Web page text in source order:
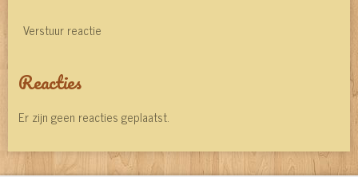
Verstuur reactie
Reacties
Er zijn geen reacties geplaatst.